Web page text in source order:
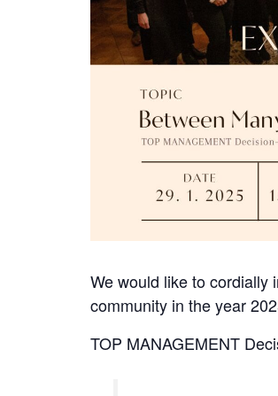
We would like to cordially
community in the year
TOP MANAGEMENT